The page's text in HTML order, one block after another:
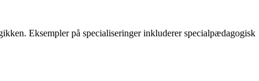
Eksempler på specialiseringer inkluderer specialpædagogisk